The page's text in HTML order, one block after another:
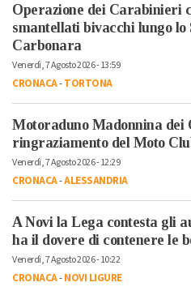
Operazione dei Carabinieri
smantellati bivacchi lungo
Carbonara
Venerdì, 7 Agosto 2026 - 13:59
CRONACA-TORTONA
Motoraduno Madonnina dei
ringraziamento del Moto
Venerdì, 7 Agosto 2026 - 12:29
CRONACA-ALESSANDRIA
A Novi la Lega contesta gli
ha il dovere di contenere le
Venerdì, 7 Agosto 2026 - 10:22
CRONACA-NOVI LIGURE